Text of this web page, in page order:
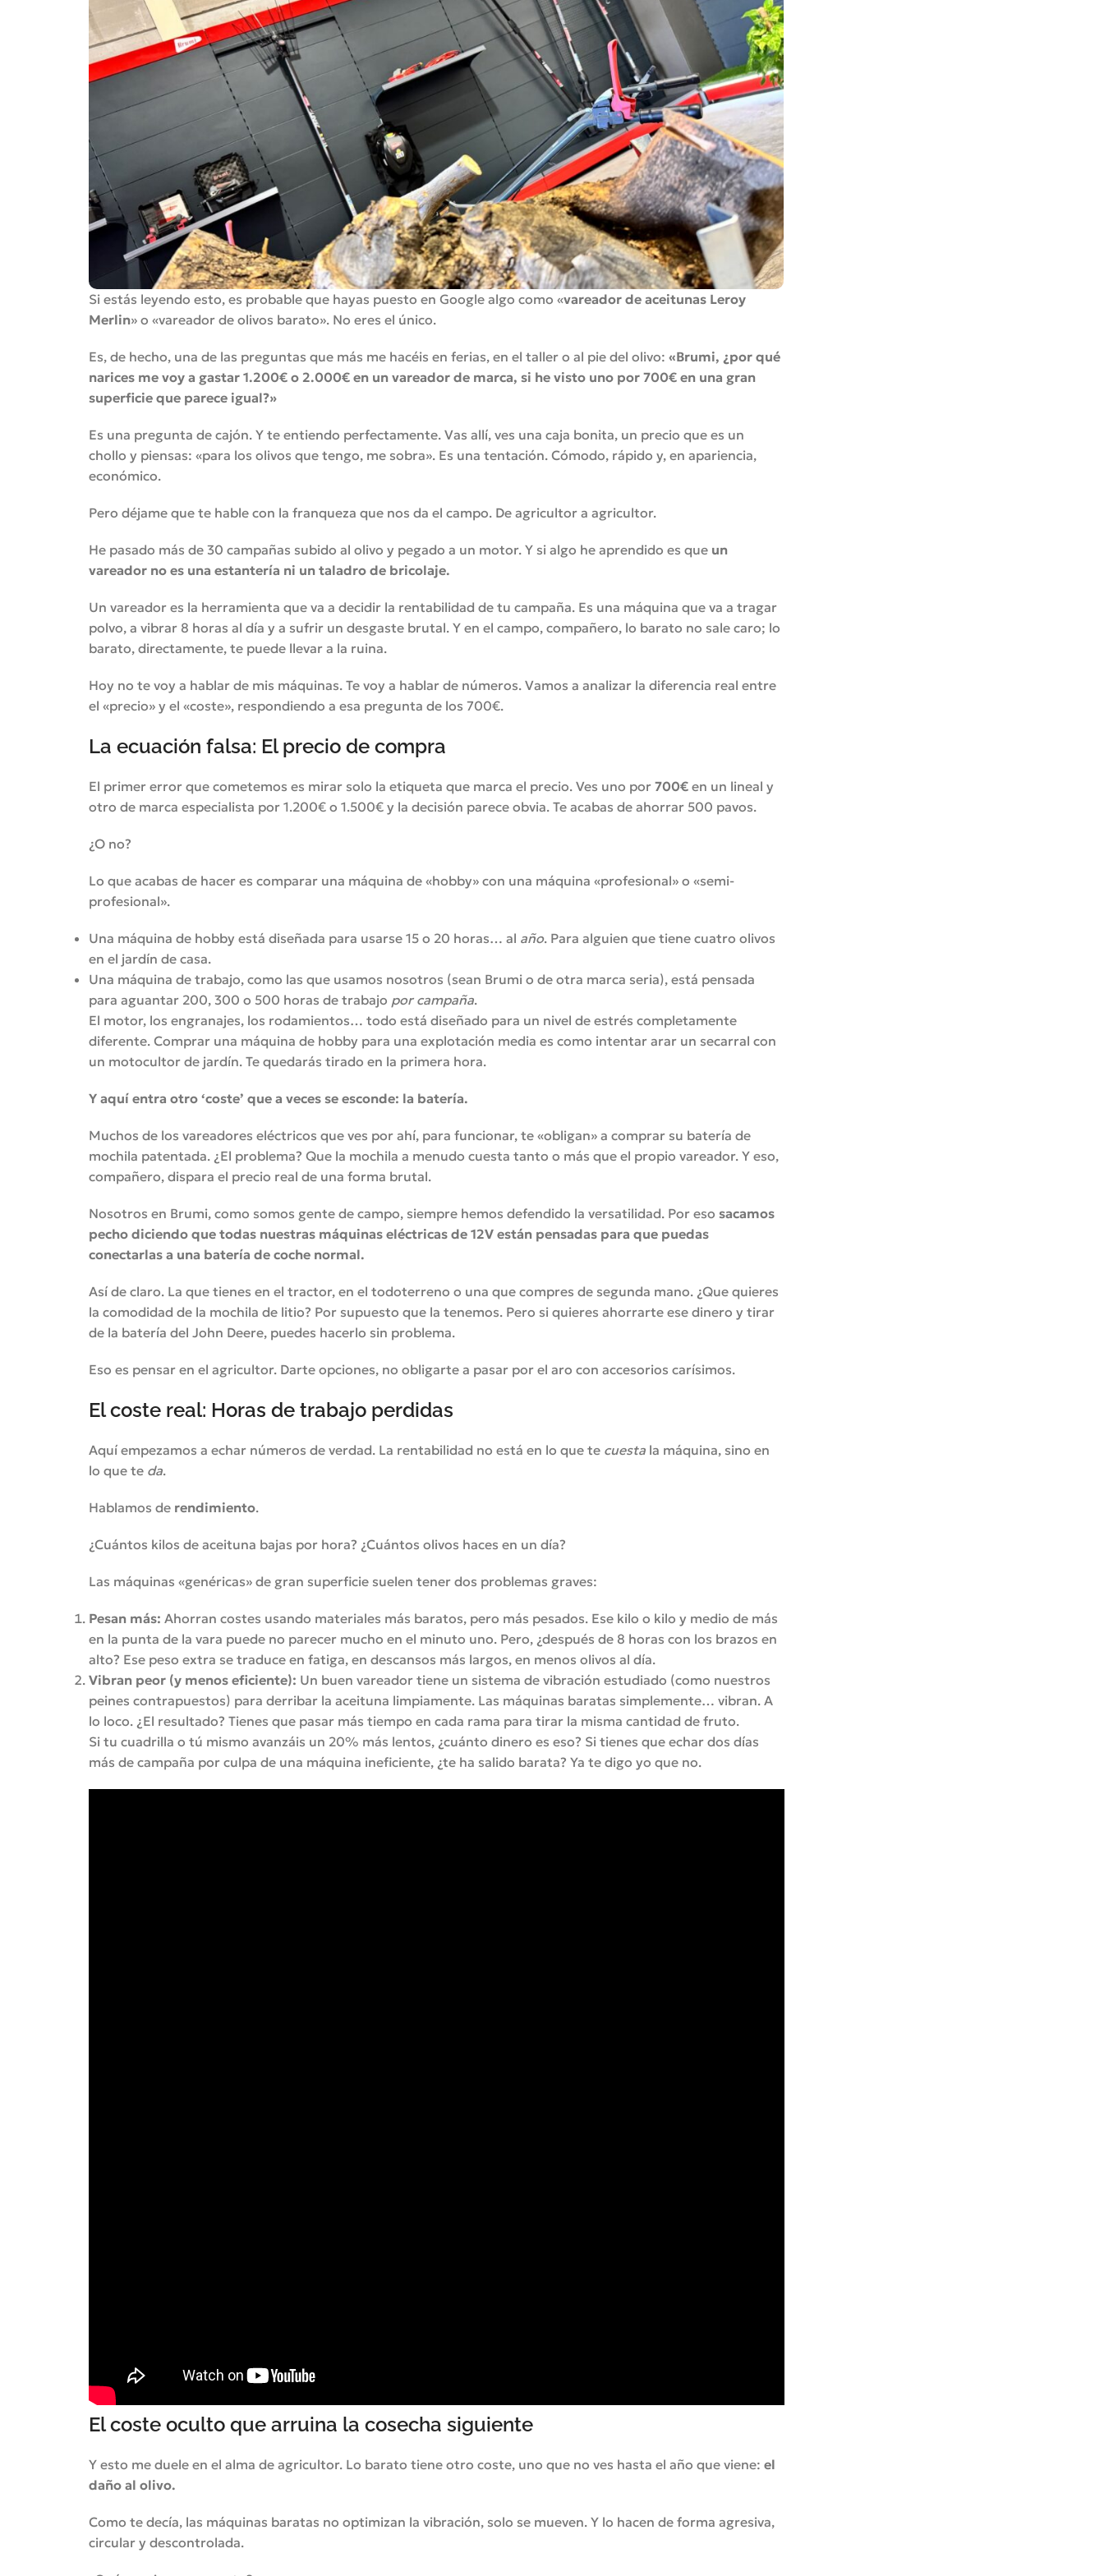
Si estás leyendo esto, es probable que hayas puesto en Google algo como «vareador de aceitunas Leroy
Merlin» o «vareador de olivos barato». No eres el único.
Es, de hecho, una de las preguntas que más me hacéis en ferias, en el taller o al pie del olivo: «Brumi, ¿por qué
narices me voy a gastar 1.200€ o 2.000€ en un vareador de marca, si he visto uno por 700€ en una gran
superficie que parece igual?»
Es una pregunta de cajón. Y te entiendo perfectamente. Vas allí, ves una caja bonita, un precio que es un
chollo y piensas: «para los olivos que tengo, me sobra». Es una tentación. Cómodo, rápido y, en apariencia,
económico.
Pero déjame que te hable con la franqueza que nos da el campo. De agricultor a agricultor.
He pasado más de 30 campañas subido al olivo y pegado a un motor. Y si algo he aprendido es que un
vareador no es una estantería ni un taladro de bricolaje.
Un vareador es la herramienta que va a decidir la rentabilidad de tu campaña. Es una máquina que va a tragar
polvo, a vibrar 8 horas al día y a sufrir un desgaste brutal. Y en el campo, compañero, lo barato no sale caro; lo
barato, directamente, te puede llevar a la ruina.
Hoy no te voy a hablar de mis máquinas. Te voy a hablar de números. Vamos a analizar la diferencia real entre
el «precio» y el «coste», respondiendo a esa pregunta de los 700€.
La ecuación falsa: El precio de compra
El primer error que cometemos es mirar solo la etiqueta que marca el precio. Ves uno por 700€en un lineal y
otro de marca especialista por 1.200€ o 1.500€ y la decisión parece obvia. Te acabas de ahorrar 500 pavos.
¿O no?
Lo que acabas de hacer es comparar una máquina de «hobby» con una máquina «profesional» o «semi-
profesional».
Una máquina de hobby está diseñada para usarse 15 o 20 horas… al año. Para alguien que tiene cuatro olivos
en el jardín de casa.
Una máquina de trabajo, como las que usamos nosotros (sean Brumi o de otra marca seria), está pensada
para aguantar 200, 300 o 500 horas de trabajo por campaña.
El motor, los engranajes, los rodamientos… todo está diseñado para un nivel de estrés completamente
diferente. Comprar una máquina de hobby para una explotación media es como intentar arar un secarral con
un motocultor de jardín. Te quedarás tirado en la primera hora.
Y aquí entra otro ‘coste’ que a veces se esconde: la batería.
Muchos de los vareadores eléctricos que ves por ahí, para funcionar, te «obligan» a comprar su batería de
mochila patentada. ¿El problema? Que la mochila a menudo cuesta tanto o más que el propio vareador. Y eso,
compañero, dispara el precio real de una forma brutal.
Nosotros en Brumi, como somos gente de campo, siempre hemos defendido la versatilidad. Por eso sacamos
pecho diciendo que todas nuestras máquinas eléctricas de 12V están pensadas para que puedas
conectarlas a una batería de coche normal.
Así de claro. La que tienes en el tractor, en el todoterreno o una que compres de segunda mano. ¿Que quieres
la comodidad de la mochila de litio? Por supuesto que la tenemos. Pero si quieres ahorrarte ese dinero y tirar
de la batería del John Deere, puedes hacerlo sin problema.
Eso es pensar en el agricultor. Darte opciones, no obligarte a pasar por el aro con accesorios carísimos.
El coste real: Horas de trabajo perdidas
Aquí empezamos a echar números de verdad. La rentabilidad no está en lo que te cuestala máquina, sino en
lo que te da.
Hablamos de rendimiento.
¿Cuántos kilos de aceituna bajas por hora? ¿Cuántos olivos haces en un día?
Las máquinas «genéricas» de gran superficie suelen tener dos problemas graves:
Pesan más: Ahorran costes usando materiales más baratos, pero más pesados. Ese kilo o kilo y medio de más
en la punta de la vara puede no parecer mucho en el minuto uno. Pero, ¿después de 8 horas con los brazos en
alto? Ese peso extra se traduce en fatiga, en descansos más largos, en menos olivos al día.
Vibran peor (y menos eficiente): Un buen vareador tiene un sistema de vibración estudiado (como nuestros
peines contrapuestos) para derribar la aceituna limpiamente. Las máquinas baratas simplemente… vibran. A
lo loco. ¿El resultado? Tienes que pasar más tiempo en cada rama para tirar la misma cantidad de fruto.
Si tu cuadrilla o tú mismo avanzáis un 20% más lentos, ¿cuánto dinero es eso? Si tienes que echar dos días
más de campaña por culpa de una máquina ineficiente, ¿te ha salido barata? Ya te digo yo que no.
El coste oculto que arruina la cosecha siguiente
Y esto me duele en el alma de agricultor. Lo barato tiene otro coste, uno que no ves hasta el año que viene: el
daño al olivo.
Como te decía, las máquinas baratas no optimizan la vibración, solo se mueven. Y lo hacen de forma agresiva,
circular y descontrolada.